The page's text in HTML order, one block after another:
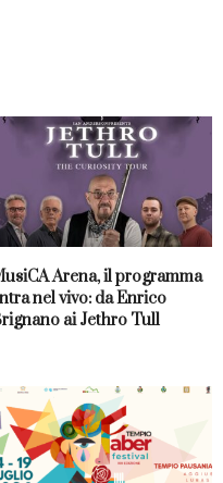
Arena, il programma
nel vivo: da Enrico
ai Jethro Tull